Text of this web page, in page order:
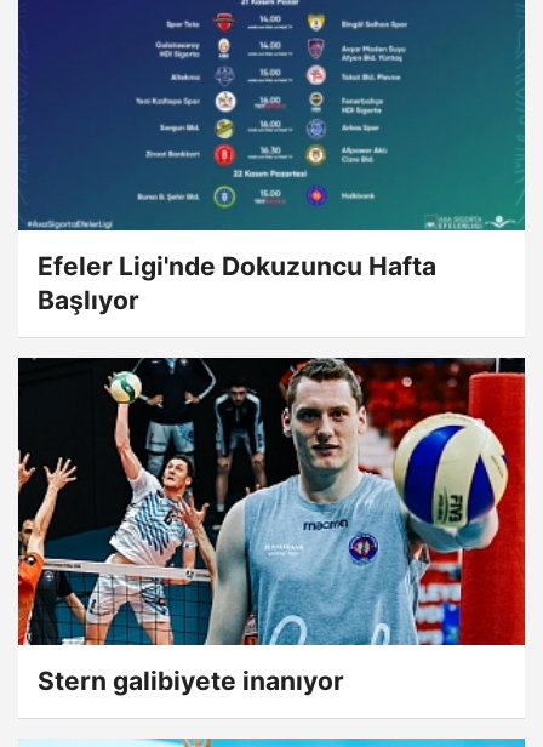
Efeler Ligi'nde Dokuzuncu Hafta
Başlıyor
Stern galibiyete inanıyor